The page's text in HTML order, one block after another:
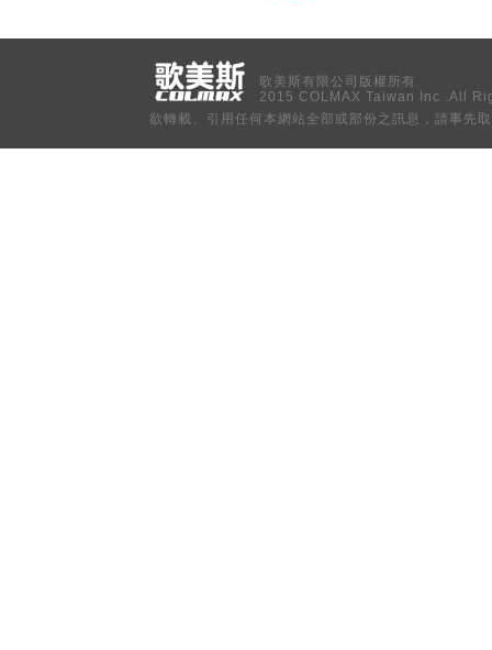
歌美斯有限公司版權所有
2015 COLMAX Taiwan Inc .All
欲轉載、引用任何本網站全部或部份之訊息，請事先